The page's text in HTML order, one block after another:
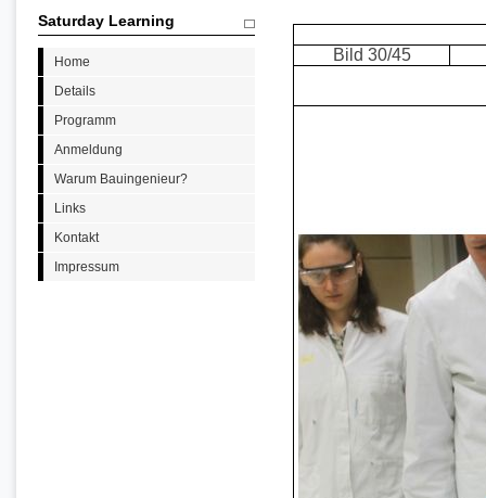
Saturday Learning
Home
Details
Programm
Anmeldung
Warum Bauingenieur?
Links
Kontakt
Impressum
Bild 30/45